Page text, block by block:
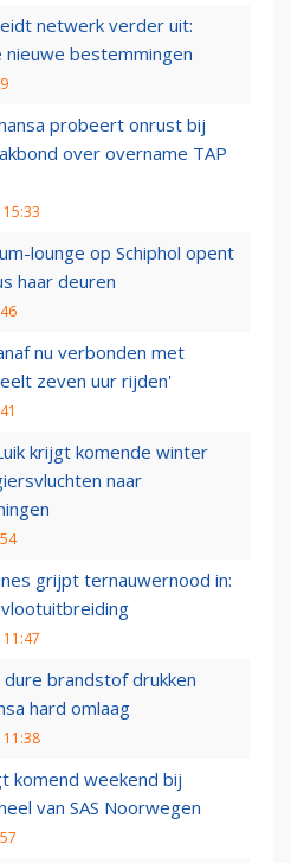
netwerk verder uit:
nieuwe bestemmingen
probeert onrust bij
over overname TAP
lounge op Schiphol opent
haar deuren
nu verbonden met
zeven uur rijden'
krijgt komende winter
naar
grijpt ternauwernood in:
dure brandstof drukken
hard omlaag
11:38
komend weekend bij
van SAS Noorwegen